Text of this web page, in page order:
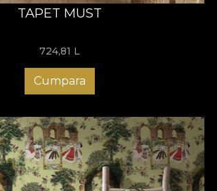
TAPET MUST
724,81 L
Cumpara